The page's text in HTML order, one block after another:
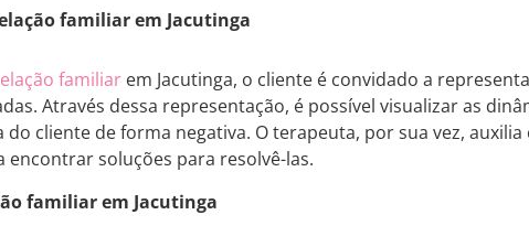
familiar em Jacutinga
familiar em Jacutinga, o cliente é convidado a
Através dessa representação, é possível visualizar as
cliente de forma negativa. O terapeuta, por sua vez, auxilia
encontrar soluções para resolvê-las.
familiar em Jacutinga